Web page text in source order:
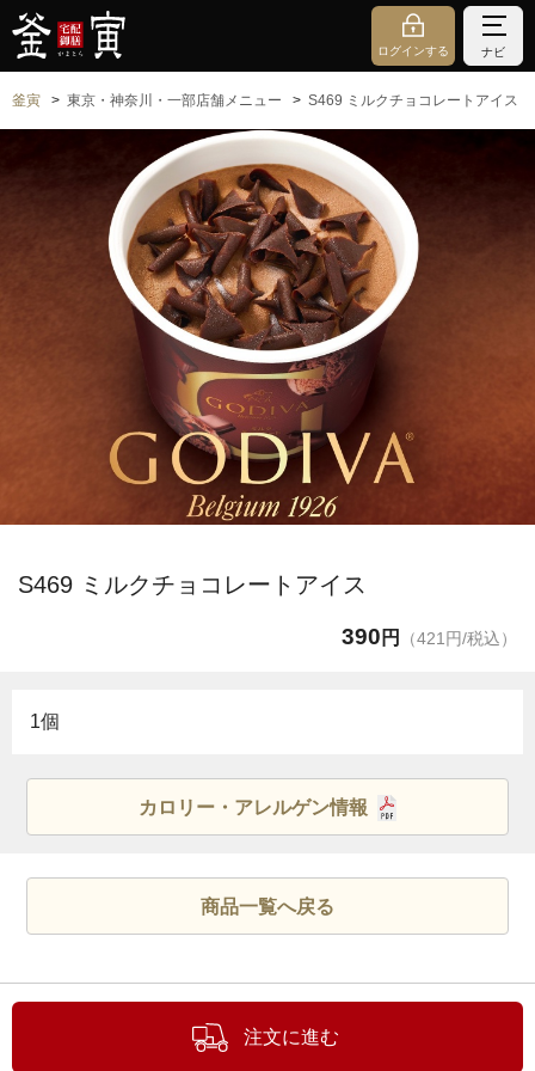
ログインする ナビ
釜寅 東京・神奈川・一部店舗メニュー S469 ミルクチョコレートアイス
S469 ミルクチョコレートアイス
390 円 （421円/税込）
1個
カロリー・アレルゲン情報
商品一覧へ戻る
注文に進む